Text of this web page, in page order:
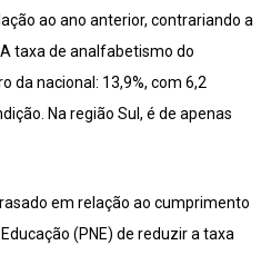
ao ano anterior, contrariando a
taxa de analfabetismo do
da nacional: 13,9%, com 6,2
Na região Sul, é de apenas
em relação ao cumprimento
(PNE) de reduzir a taxa